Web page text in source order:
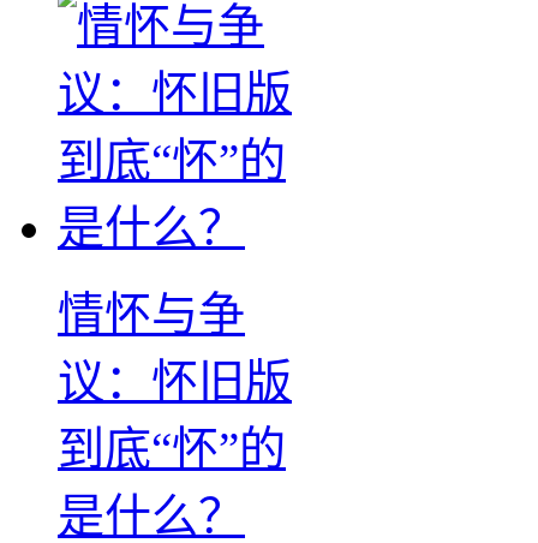
情怀与争
议：怀旧版
到底“怀”的
是什么？